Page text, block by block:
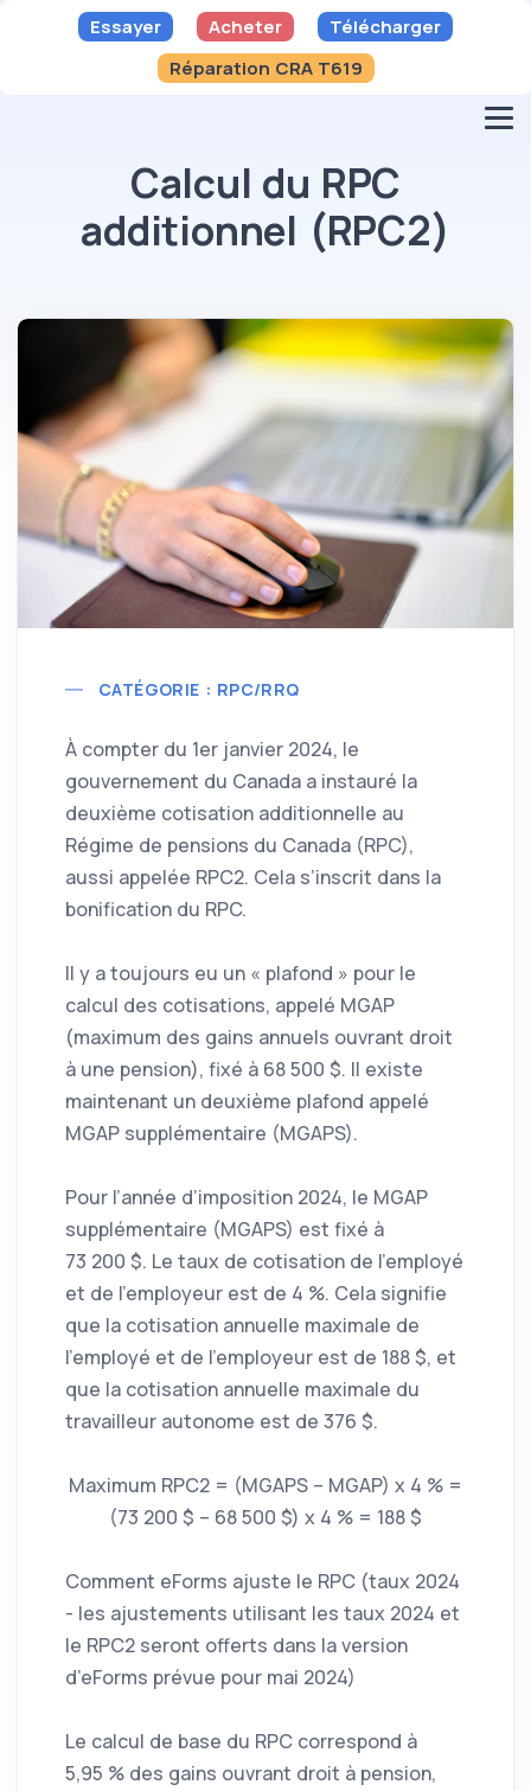
Essayer Acheter
Télécharger
Réparation CRA T619
Calcul du RPC
additionnel (RPC2)
CATÉGORIE : RPC/RRQ
À compter du 1er janvier 2024, le
gouvernement du Canada a instauré la
deuxième cotisation additionnelle au
Régime de pensions du Canada (RPC),
aussi appelée RPC2. Cela s’inscrit dans la
bonification du RPC.
Il y a toujours eu un « plafond » pour le
calcul des cotisations, appelé MGAP
(maximum des gains annuels ouvrant droit
à une pension), fixé à 68 500 $. Il existe
maintenant un deuxième plafond appelé
MGAP supplémentaire (MGAPS).
Pour l’année d’imposition 2024, le MGAP
supplémentaire (MGAPS) est fixé à
73 200 $. Le taux de cotisation de l’employé
et de l’employeur est de 4 %. Cela signifie
que la cotisation annuelle maximale de
l’employé et de l’employeur est de 188 $, et
que la cotisation annuelle maximale du
travailleur autonome est de 376 $.
Maximum RPC2 = (MGAPS – MGAP) x 4 % =
(73 200 $ – 68 500 $) x 4 % = 188 $
Comment eForms ajuste le RPC (taux 2024
- les ajustements utilisant les taux 2024 et
le RPC2 seront offerts dans la version
d’eForms prévue pour mai 2024)
Le calcul de base du RPC correspond à
5,95 % des gains ouvrant droit à pension,